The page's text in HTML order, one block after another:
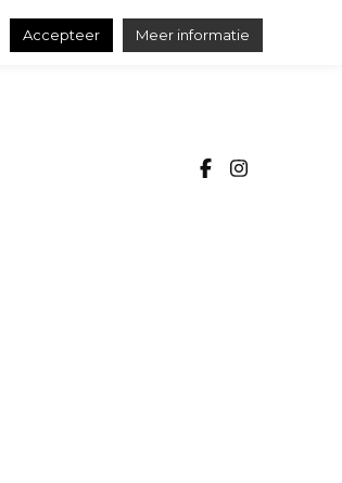
Accepteer Meer informatie